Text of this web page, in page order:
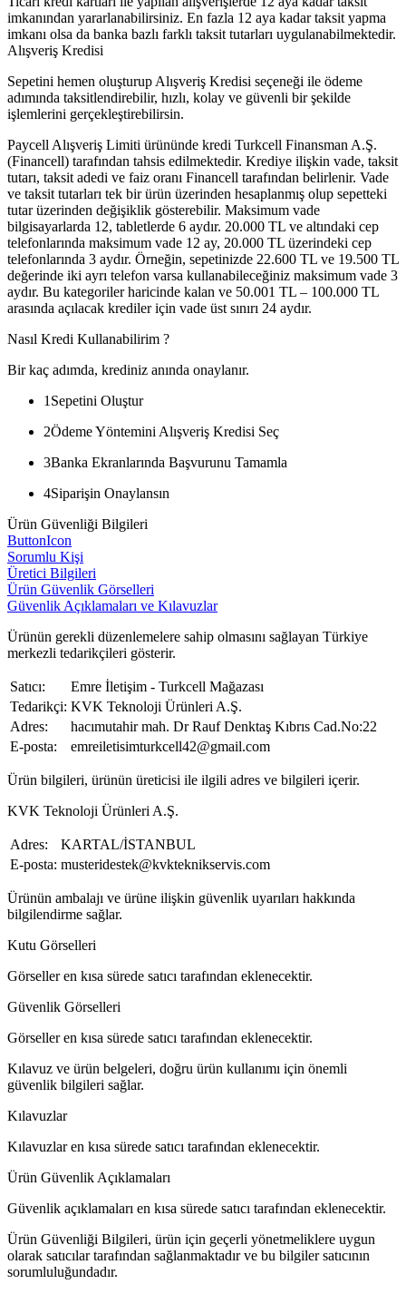
imkanından yararlanabilirsiniz. En fazla 12 aya kadar taksit yapma
imkanı olsa da banka bazlı farklı taksit tutarları uygulanabilmektedir.
Alışveriş Kredisi
Sepetini hemen oluşturup Alışveriş Kredisi seçeneği ile ödeme
adımında taksitlendirebilir, hızlı, kolay ve güvenli bir şekilde
işlemlerini gerçekleştirebilirsin.
Paycell Alışveriş Limiti ürününde kredi Turkcell Finansman A.Ş.
(Financell) tarafından tahsis edilmektedir. Krediye ilişkin vade, taksit
tutarı, taksit adedi ve faiz oranı Financell tarafından belirlenir. Vade
ve taksit tutarları tek bir ürün üzerinden hesaplanmış olup sepetteki
tutar üzerinden değişiklik gösterebilir. Maksimum vade
bilgisayarlarda 12, tabletlerde 6 aydır. 20.000 TL ve altındaki cep
telefonlarında maksimum vade 12 ay, 20.000 TL üzerindeki cep
telefonlarında 3 aydır. Örneğin, sepetinizde 22.600 TL ve 19.500 TL
değerinde iki ayrı telefon varsa kullanabileceğiniz maksimum vade 3
aydır. Bu kategoriler haricinde kalan ve 50.001 TL – 100.000 TL
arasında açılacak krediler için vade üst sınırı 24 aydır.
Nasıl Kredi Kullanabilirim ?
Bir kaç adımda, krediniz anında onaylanır.
1Sepetini Oluştur
2Ödeme Yöntemini Alışveriş Kredisi Seç
3Banka Ekranlarında Başvurunu Tamamla
4Siparişin Onaylansın
Ürün Güvenliği Bilgileri
ButtonIcon
Sorumlu Kişi
Üretici Bilgileri
Ürün Güvenlik Görselleri
Güvenlik Açıklamaları ve Kılavuzlar
Ürünün gerekli düzenlemelere sahip olmasını sağlayan Türkiye
merkezli tedarikçileri gösterir.
Satıcı:
Emre İletişim - Turkcell Mağazası
Tedarikçi: KVK Teknoloji Ürünleri A.Ş.
Adres:
hacımutahir mah. Dr Rauf Denktaş Kıbrıs Cad.No:22
E-posta:
emreiletisimturkcell42@gmail.com
Ürün bilgileri, ürünün üreticisi ile ilgili adres ve bilgileri içerir.
KVK Teknoloji Ürünleri A.Ş.
Adres:
KARTAL/İSTANBUL
E-posta: musteridestek@kvkteknikservis.com
Ürünün ambalajı ve ürüne ilişkin güvenlik uyarıları hakkında
bilgilendirme sağlar.
Kutu Görselleri
Görseller en kısa sürede satıcı tarafından eklenecektir.
Güvenlik Görselleri
Görseller en kısa sürede satıcı tarafından eklenecektir.
Kılavuz ve ürün belgeleri, doğru ürün kullanımı için önemli
güvenlik bilgileri sağlar.
Kılavuzlar
Kılavuzlar en kısa sürede satıcı tarafından eklenecektir.
Ürün Güvenlik Açıklamaları
Güvenlik açıklamaları en kısa sürede satıcı tarafından eklenecektir.
Ürün Güvenliği Bilgileri, ürün için geçerli yönetmeliklere uygun
olarak satıcılar tarafından sağlanmaktadır ve bu bilgiler satıcının
sorumluluğundadır.